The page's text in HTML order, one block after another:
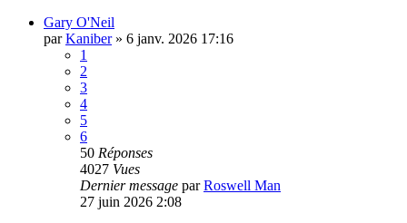
Gary O'Neil
parKaniber» 6 janv. 2026 17:16
1
2
3
4
5
6
50 Réponses
4027 Vues
Dernier message parRoswell Man
27 juin 2026 2:08